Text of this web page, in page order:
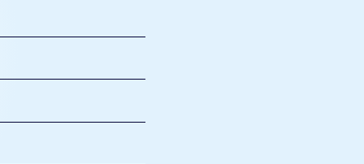
актуальные
сайта.